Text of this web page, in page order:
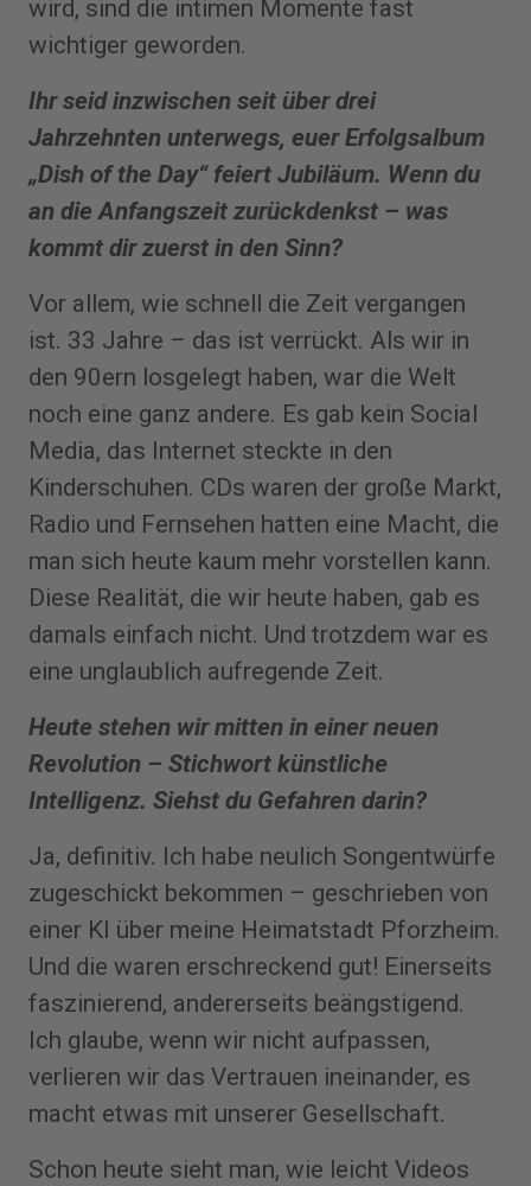
wird, sind die intimen Momente fast
wichtiger geworden.
Ihr seid inzwischen seit über drei
Jahrzehnten unterwegs, euer Erfolgsalbum
„Dish of the Day“ feiert Jubiläum. Wenn du
an die Anfangszeit zurückdenkst – was
kommt dir zuerst in den Sinn?
Vor allem, wie schnell die Zeit vergangen
ist. 33 Jahre – das ist verrückt. Als wir in
den 90ern losgelegt haben, war die Welt
noch eine ganz andere. Es gab kein Social
Media, das Internet steckte in den
Kinderschuhen. CDs waren der große Markt,
Radio und Fernsehen hatten eine Macht, die
man sich heute kaum mehr vorstellen kann.
Diese Realität, die wir heute haben, gab es
damals einfach nicht. Und trotzdem war es
eine unglaublich aufregende Zeit.
Heute stehen wir mitten in ei­ner neuen
Revolution – Stichwort künstliche
Intelligenz. Siehst du Gefahren darin?
Ja, definitiv. Ich habe neulich Songentwürfe
zugeschickt bekommen – geschrieben von
einer KI über meine Heimatstadt Pforzheim.
Und die waren erschreckend gut! Einerseits
faszinierend, andererseits beängstigend.
Ich glaube, wenn wir nicht aufpassen,
verlieren wir das Vertrauen ineinander, es
macht etwas mit unserer Gesellschaft.
Schon heute sieht man, wie leicht Videos